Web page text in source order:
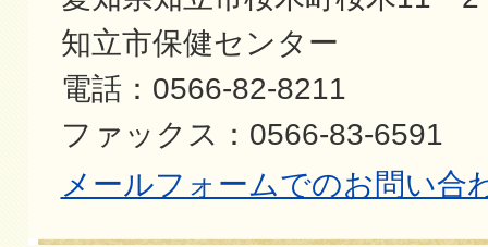
知立市保健センター
電話：0566-82-8211
ファックス：0566-83-6591
メールフォームでのお問い合